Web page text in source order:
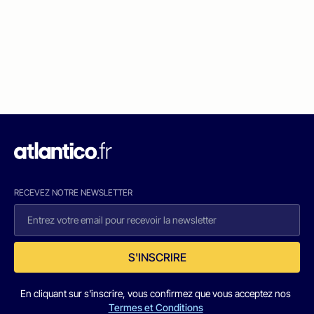
RECEVEZ NOTRE NEWSLETTER
S'INSCRIRE
En cliquant sur s'inscrire, vous confirmez que vous acceptez nos
Termes et Conditions